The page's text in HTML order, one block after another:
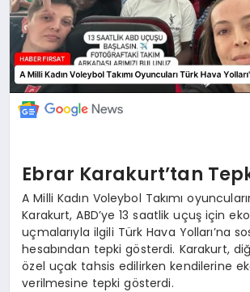
Ebrar Karakurt’tan
A Milli Kadın Voleybol Takımı
Karakurt, ABD’ye 13 saatlik uçuş için
uçmalarıyla ilgili Türk Hava Yolları’na
hesabından tepki gösterdi. Karakurt,
özel uçak tahsis edilirken kendilerine
verilmesine tepki gösterdi.